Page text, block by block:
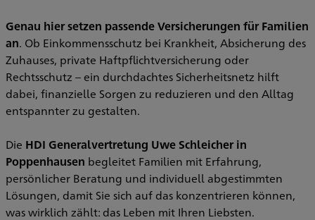
Genau hier setzen passende Versicherungen für Familien
an. Ob Einkommensschutz bei Krankheit, Absicherung des
Zuhauses, private Haftpflichtversicherung oder
Rechtsschutz – ein durchdachtes Sicherheitsnetz hilft
dabei, finanzielle Sorgen zu reduzieren und den Alltag
entspannter zu gestalten.
Die HDI Generalvertretung Uwe Schleicher in
Poppenhausen begleitet Familien mit Erfahrung,
persönlicher Beratung und individuell abgestimmten
Lösungen, damit Sie sich auf das konzentrieren können,
was wirklich zählt: das Leben mit Ihren Liebsten.